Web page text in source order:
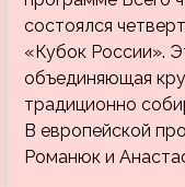
состоялся
«Кубок России».
объединяющая
традиционно
В европейской
Романюк и